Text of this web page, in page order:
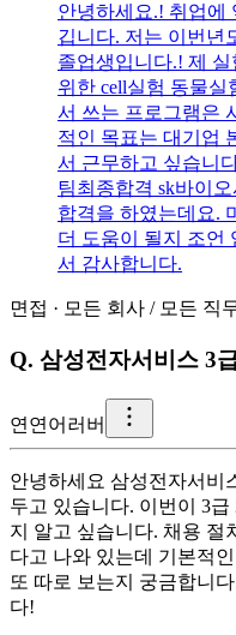
안녕하세요.! 취업에
깁니다. 저는 이번년
졸업생입니다.! 제
위한 cell실험 동물실
서 쓰는 프로그램은
적인 목표는 대기업
서 근무하고 싶습니
팀최종합격 sk바이
합격을 하였는데요.
더 도움이 될지 조언
서 감사합니다.
면접 · 모든 회사 / 모든 직
Q. 삼성전자서비스 3
연 연어러버
안녕하세요 삼성전자서비
두고 있습니다. 이번이 3
지 알고 싶습니다. 채용 절
다고 나와 있는데 기본적
또 따로 보는지 궁금합니
다!